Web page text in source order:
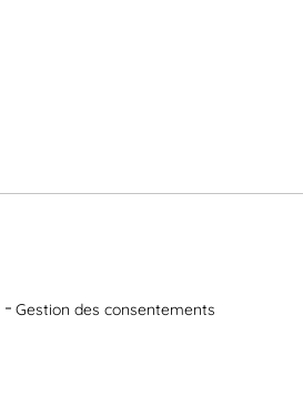
Gestion des consentements